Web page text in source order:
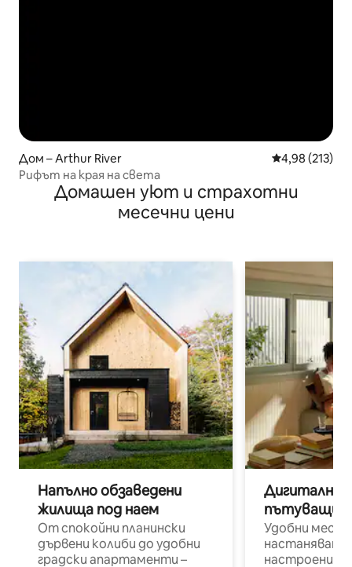
Дом – Arthur River Средна
4,98 (213)
Рифът на края на света
Домашен уют и страхотни
месечни цени
Напълно обзаведени
жилища под наем
От спокойни планински
дървени колиби до удобни
градски апартаменти –
Дигитални
пътуващи
Удобни
настаняване
настроени и